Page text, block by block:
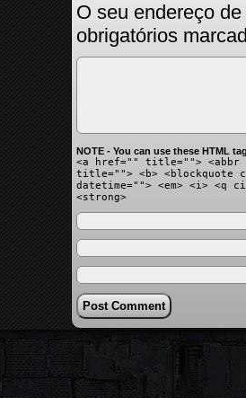
O seu endereço
obrigatórios
NOTE - You can use these HTML
<a href="" title=""> <abbr
title=""> <b> <blockquote
datetime=""> <em> <i> <q
<strong>